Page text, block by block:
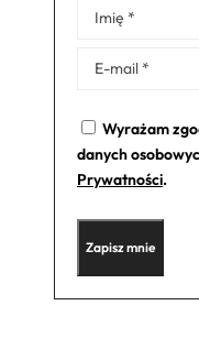
Wyrażam
danych
Prywatności.
Alternative: